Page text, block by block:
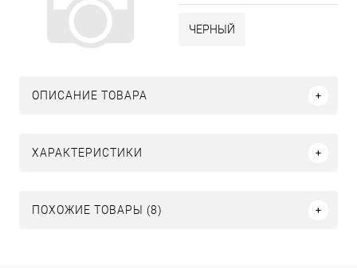
ЧЕРНЫЙ
ОПИСАНИЕ ТОВАРА
ХАРАКТЕРИСТИКИ
ПОХОЖИЕ ТОВАРЫ (8)